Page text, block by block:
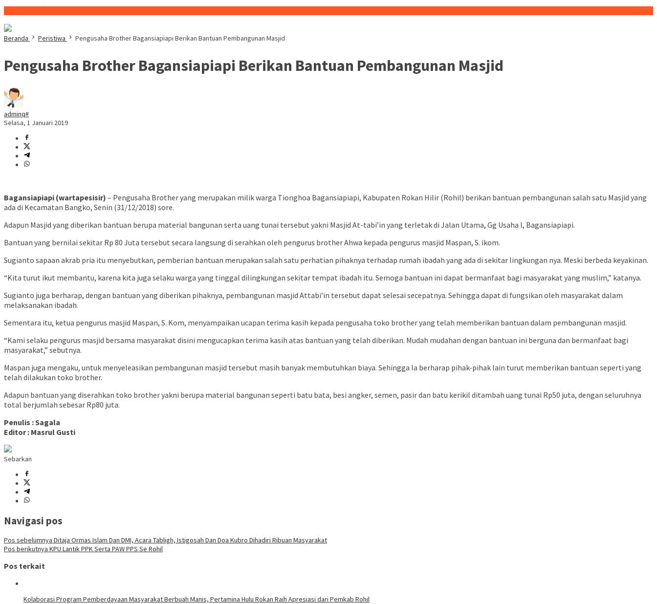
Beranda Peristiwa Pengusaha Brother Bagansiapiapi Berikan Bantuan Pembangunan Masjid
Pengusaha Brother Bagansiapiapi Berikan Bantuan Pembangunan Masjid
adminq#
Selasa, 1 Januari 2019
Bagansiapiapi (wartapesisir) – Pengusaha Brother yang merupakan milik warga Tionghoa Bagansiapiapi, Kabupaten Rokan Hilir (Rohil) berikan bantuan pembangunan salah satu Masjid yang
ada di Kecamatan Bangko, Senin (31/12/2018) sore.
Adapun Masjid yang diberikan bantuan berupa material bangunan serta uang tunai tersebut yakni Masjid At-tabi’in yang terletak di Jalan Utama, Gg Usaha l, Bagansiapiapi.
Bantuan yang bernilai sekitar Rp 80 Juta tersebut secara langsung di serahkan oleh pengurus brother Ahwa kepada pengurus masjid Maspan, S. ikom.
Sugianto sapaan akrab pria itu menyebutkan, pemberian bantuan merupakan salah satu perhatian pihaknya terhadap rumah ibadah yang ada di sekitar lingkungan nya. Meski berbeda keyakinan.
“Kita turut ikut membantu, karena kita juga selaku warga yang tinggal dilingkungan sekitar tempat ibadah itu. Semoga bantuan ini dapat bermanfaat bagi masyarakat yang muslim,” katanya.
Sugianto juga berharap, dengan bantuan yang diberikan pihaknya, pembangunan masjid Attabi’in tersebut dapat selesai secepatnya. Sehingga dapat di fungsikan oleh masyarakat dalam
melaksanakan ibadah.
Sementara itu, ketua pengurus masjid Maspan, S. Kom, menyampaikan ucapan terima kasih kepada pengusaha toko brother yang telah memberikan bantuan dalam pembangunan masjid.
“Kami selaku pengurus masjid bersama masyarakat disini mengucapkan terima kasih atas bantuan yang telah diberikan. Mudah mudahan dengan bantuan ini berguna dan bermanfaat bagi
masyarakat,” sebutnya.
Maspan juga mengaku, untuk menyeleasikan pembangunan masjid tersebut masih banyak membutuhkan biaya. Sehingga Ia berharap pihak-pihak lain turut memberikan bantuan seperti yang
telah dilakukan toko brother.
Adapun bantuan yang diserahkan toko brother yakni berupa material bangunan seperti batu bata, besi angker, semen, pasir dan batu kerikil ditambah uang tunai Rp50 juta, dengan seluruhnya
total berjumlah sebesar Rp80 juta.
Penulis : Sagala
Editor : Masrul Gusti
Sebarkan
Navigasi pos
Pos sebelumnya Ditaja Ormas Islam Dan DMI, Acara Tabligh, Istigosah Dan Doa Kubro Dihadiri Ribuan Masyarakat
Pos berikutnya KPU Lantik PPK Serta PAW PPS Se Rohil
Pos terkait
Kolaborasi Program Pemberdayaan Masyarakat Berbuah Manis, Pertamina Hulu Rokan Raih Apresiasi dari Pemkab Rohil